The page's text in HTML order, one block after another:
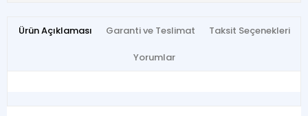
Ürün Açıklaması Garanti ve Teslimat Taksit Seçenekleri
Yorumlar